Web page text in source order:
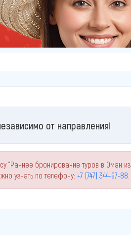
от направления!
"Раннее бронирование туров в Оман из
узнать по телефону: +7 (747) 344-97-88